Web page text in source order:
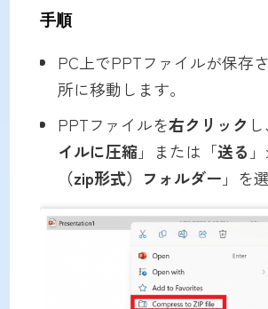
手順
PC上でPPTファイルが保存
所に移動します。
PPTファイルを右クリック
イルに圧縮」または「送る
（zip形式）フォルダー 」を